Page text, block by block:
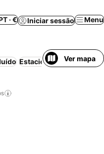
· € Iniciar sessão Menu
EstacionamentoVer mapa